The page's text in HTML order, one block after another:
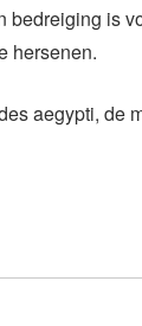
bedreiging is
hersenen.
aegypti, de